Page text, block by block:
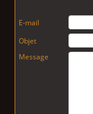
E-mail
Objet
Message